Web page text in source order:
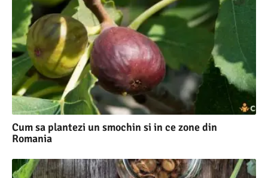
Cum sa plantezi un smochin si in ce zone din
Romania